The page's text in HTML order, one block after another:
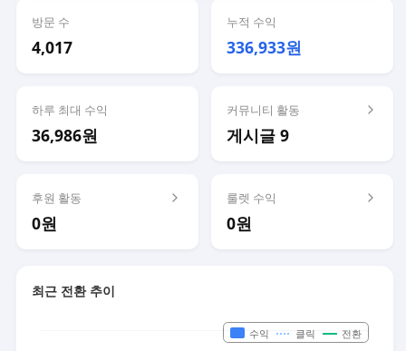
방문 수
4,017
누적 수익
336,933원
하루 최대 수익
36,986원
커뮤니티 활동
게시글 9
후원 활동
0원
룰렛 수익
0원
최근 전환 추이